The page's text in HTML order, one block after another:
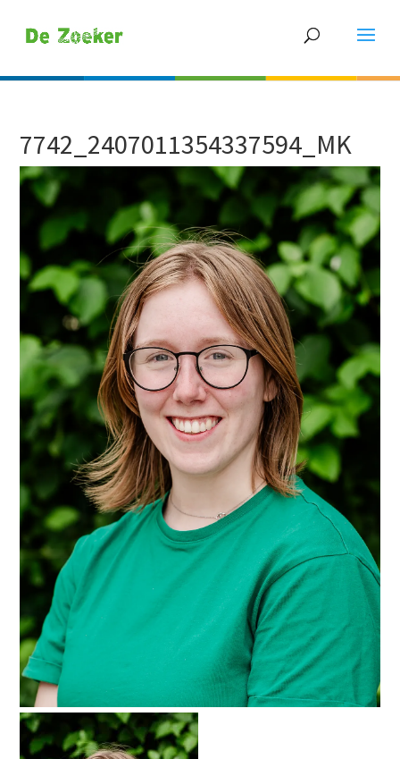
7742_2407011354337594_MK